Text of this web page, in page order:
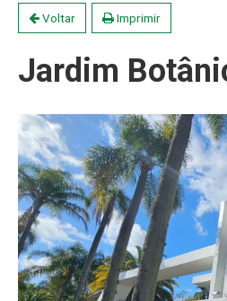
Voltar Imprimir
Jardim